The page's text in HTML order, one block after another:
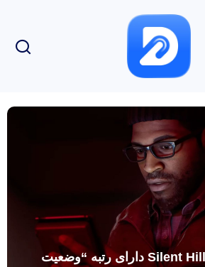
Silent Hill: Townfall ESRB دارای رتبه “وضعیت